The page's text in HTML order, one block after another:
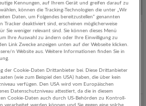
+ Partner Personalberatung GmbH
– mind. 30 Std. bzw. Vollzeit - Standort:
Natschläger Transportgesellschaft m.b.H.
Kennungen, auf Ihrem Gerät und greifen darauf zu
können die Tracking-Technologien die unter „Wir
Daten, um Folgendes bereitzustellen“ genannten
Tracker deaktiviert sind, erscheinen möglicherweise
Sie weniger relevant sind. Sie können dieses Menü
Ihre Auswahl zu ändern oder Ihre Einwilligung zu
Link Zwecke anzeigen unten auf der Webseite klicken.
n Website aus. Weitere Informationen finden Sie in
der Cookie-Daten Drittanbieter bei. Diese Drittanbieter
(wie zum Beispiel den USA) haben, die über kein
verfügen. Den USA wird vom Europäischen
Datenschutzniveau attestiert, da die in diesem
Cookie-Daten auch durch US-Behörden zu Kontroll-